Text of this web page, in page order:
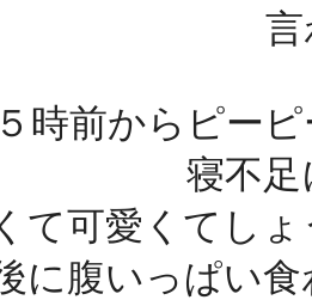
時前からピー
寝不
て可愛くてし
に腹いっぱい